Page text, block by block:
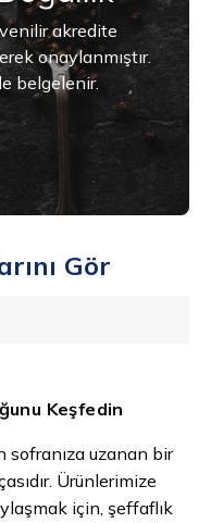
akredite
onaylanmıştır.
belgelenir.
Gör
Keşfedin
sofranıza uzanan bir
Ürünlerimize
için, şeffaflık